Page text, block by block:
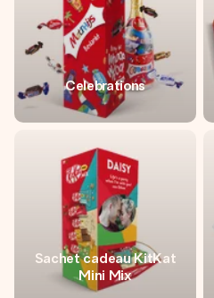
Celebrations
Sachet cadeau KitKat
Mini Mix